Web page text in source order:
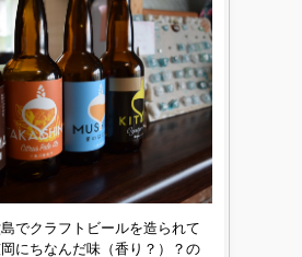
でクラフトビールを造られて
にちなんだ味（香り？）？の